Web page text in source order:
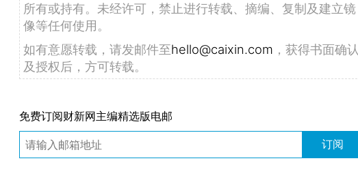
所有或持有。未经许可，禁止进行转载、摘编、复制及建立镜
像等任何使用。
如有意愿转载，请发邮件至hello@caixin.com ，获得书面确认
及授权后，方可转载。
免费订阅财新网主编精选版电邮
订阅